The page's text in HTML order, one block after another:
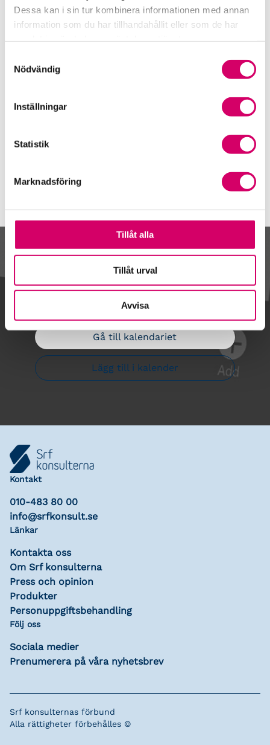
Dessa kan i sin tur kombinera informationen med annan
information som du har tillhandahållit eller som de har
Nödvändig
Inställningar
Statistik
Marknadsföring
Tillåt alla
Tillåt urval
Avvisa
Tidningen Konsulten
Öppet brev till Myndigheten för yrkeshögskolan
Framtidsutsikter i lönebranschen
Kalendarium
Gå till kalendariet
Lägg till i kalender
Kontakt
010-483 80 00
info@srfkonsult.se
Länkar
Kontakta oss
Om Srf konsulterna
Press och opinion
Produkter
Personuppgiftsbehandling
Följ oss
Sociala medier
Prenumerera på våra nyhetsbrev
Srf konsulternas förbund
Alla rättigheter förbehålles ©